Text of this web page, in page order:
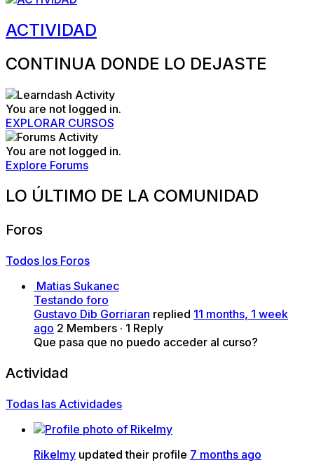
ACTIVIDAD
CONTINUA DONDE LO DEJASTE
You are not logged in.
EXPLORAR CURSOS
You are not logged in.
Explore Forums
LO ÚLTIMO DE LA COMUNIDAD
Foros
Todos los Foros
Matias Sukanec
Testando foro
Gustavo Dib Gorriaran replied 11 months, 1 week
ago 2 Members · 1 Reply
Que pasa que no puedo acceder al curso?
Actividad
Todas las Actividades
Rikelmy updated their profile 7 months ago